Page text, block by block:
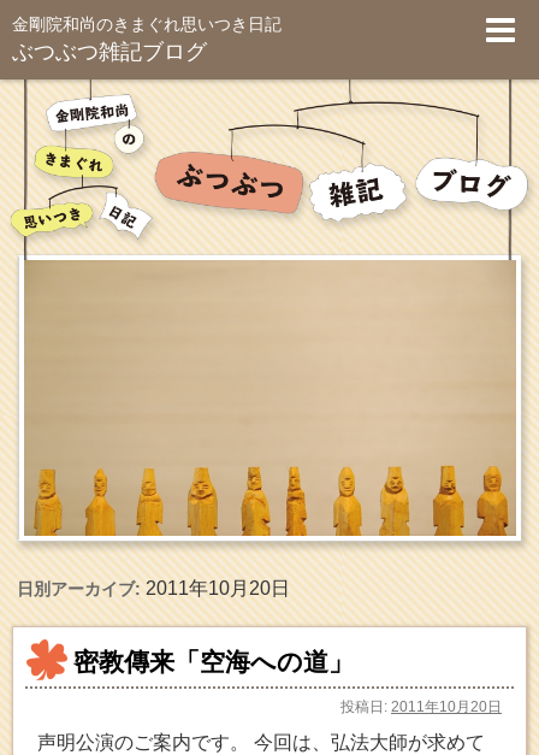
金剛院和尚のきまぐれ思いつき日記
ぶつぶつ雑記ブログ
日別アーカイブ:2011年10月20日
密教傳来「空海への道」
投稿日: 2011年10月20日
声明公演のご案内です。 今回は、弘法大師が求めて